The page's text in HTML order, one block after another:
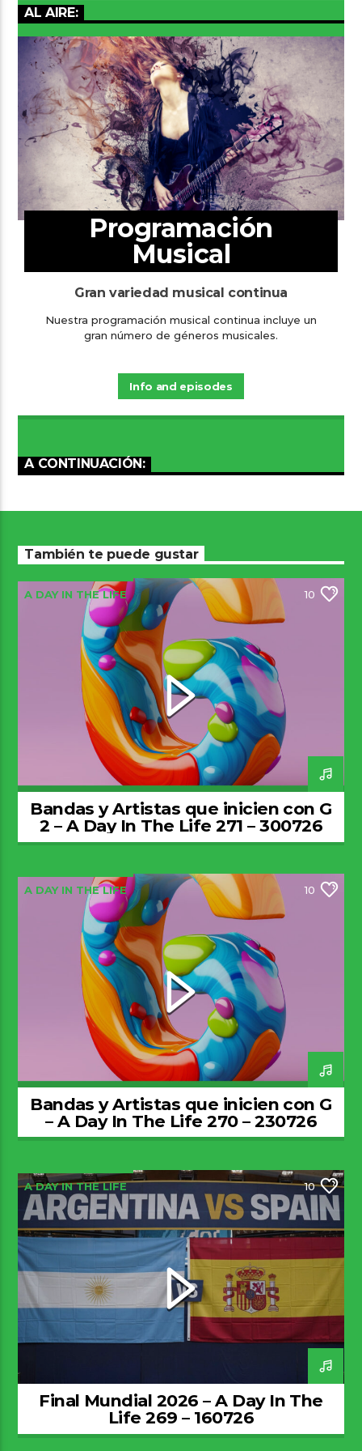
AL AIRE:
Programación
Musical
Gran variedad musical continua
Nuestra programación musical continua incluye un
gran número de géneros musicales.
Info and episodes
A CONTINUACIÓN:
También te puede gustar
A DAY IN THE LIFE 10
Bandas y Artistas que inicien con G
2 – A Day In The Life 271 – 300726
A DAY IN THE LIFE 10
Bandas y Artistas que inicien con G
– A Day In The Life 270 – 230726
A DAY IN THE LIFE 10
Final Mundial 2026 – A Day In The
Life 269 – 160726